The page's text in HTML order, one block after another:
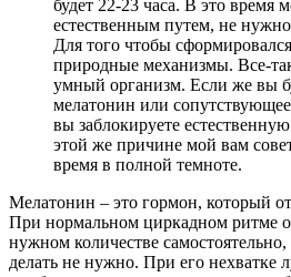
будет 22-23 часа. В это время
естественным путем, не
Для того чтобы
природные механизмы. Все-
умный организм. Если же вы
мелатонин или
вы заблокируете
этой же причине мой вам
время в полной темноте.
Мелатонин – это гормон, который
При нормальном циркадном ритме
нужном количестве
делать не нужно. При его нехватке